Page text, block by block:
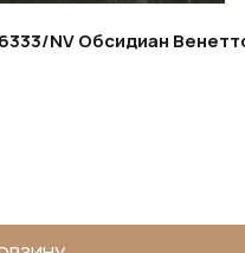
NV Обсидиан